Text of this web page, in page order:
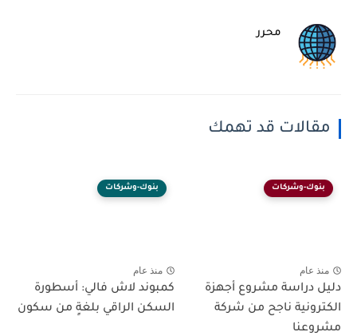
محرر
مقالات قد تهمك
بنوك-وشركات
منذ عام
دليل دراسة مشروع أجهزة
الكترونية ناجح من شركة
مشروعنا
بنوك-وشركات
منذ عام
كمبوند لاش فالي: أسطورة
السكن الراقي بلغةٍ من سكون